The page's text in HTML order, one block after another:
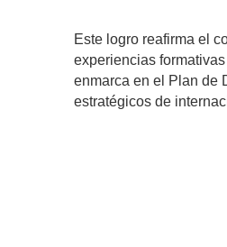
Este logro reafirma el
experiencias
enmarca en el Plan de
estratégicos de